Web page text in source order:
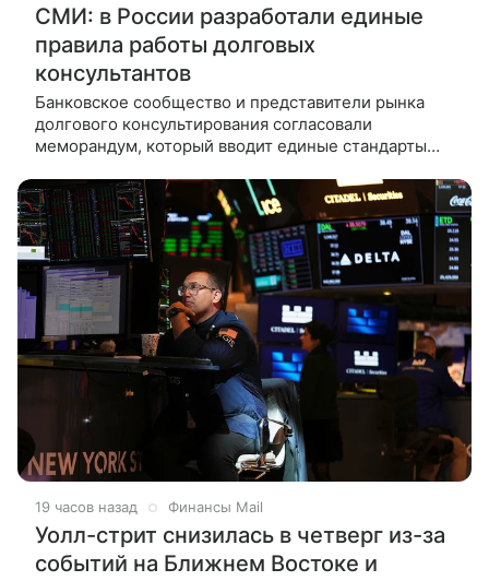
СМИ: в России разработали единые
правила работы долговых
консультантов
Банковское сообщество и представители рынка
долгового консультирования согласовали
меморандум, который вводит единые стандарты
«Ведомостям» рассказал источник,
19 часов назад Финансы Mail
Уолл-стрит снизилась в четверг из-за
событий на Ближнем Востоке и